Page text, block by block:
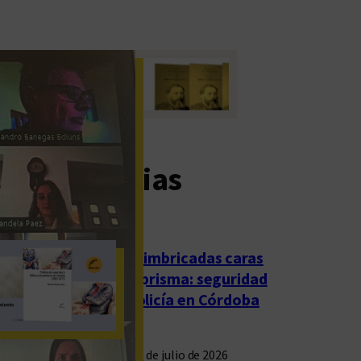
noticias
Las imbricadas caras
del prisma: seguridad
y policía en Córdoba
23 de julio de 2026